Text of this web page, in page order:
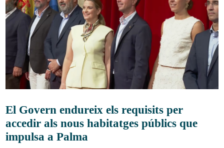
El Govern endureix els requisits per
accedir als nous habitatges públics que
impulsa a Palma